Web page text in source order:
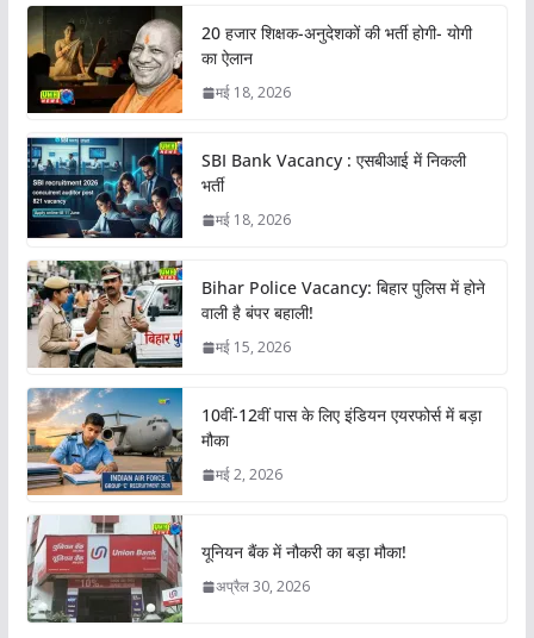
20 हजार शिक्षक-अनुदेशकों की भर्ती होगी- योगी
का ऐलान
मई 18, 2026
SBI Bank Vacancy : एसबीआई में निकली
भर्ती
मई 18, 2026
Bihar Police Vacancy: बिहार पुलिस में होने
वाली है बंपर बहाली!
मई 15, 2026
10वीं-12वीं पास के लिए इंडियन एयरफोर्स में बड़ा
मौका
मई 2, 2026
यूनियन बैंक में नौकरी का बड़ा मौका!
अप्रैल 30, 2026